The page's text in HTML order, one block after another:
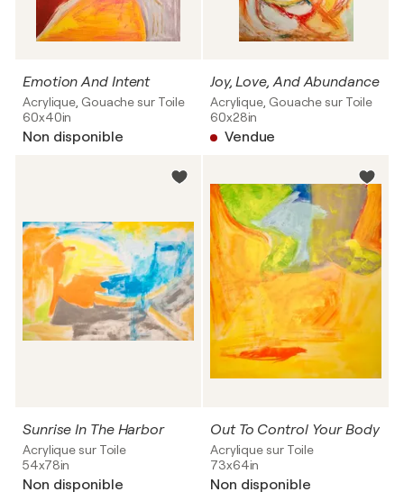
Emotion And Intent
Acrylique, Gouache sur Toile
60x40in
Non disponible
Joy, Love, And Abundance
Acrylique, Gouache sur Toile
60x28in
Vendue
Sunrise In The Harbor
Acrylique sur Toile
54x78in
Non disponible
Out To Control Your Body
Acrylique sur Toile
73x64in
Non disponible